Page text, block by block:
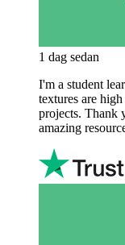
1 dag sedan
I'm a student
textures are
projects. Thank
amazing